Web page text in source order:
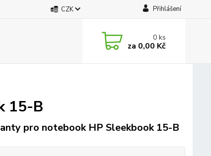
CZK Přihlášení
0ks
za 0,00 Kč
15-B
pro notebook HP Sleekbook 15-B